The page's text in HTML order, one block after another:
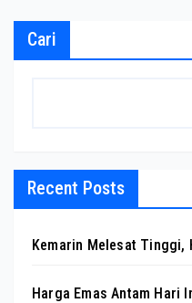
Cari
Recent Posts
Kemarin Melesat Tinggi,
Harga Emas Antam Hari